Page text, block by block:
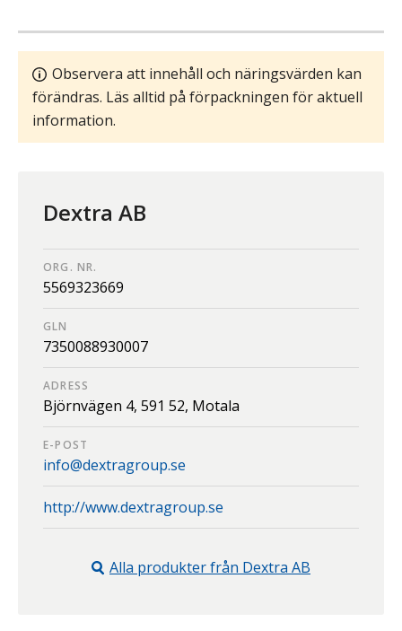
Observera att innehåll och näringsvärden kan
förändras. Läs alltid på förpackningen för aktuell
information.
Dextra AB
ORG. NR.
5569323669
GLN
7350088930007
ADRESS
Björnvägen 4, 591 52, Motala
E-POST
info@dextragroup.se
http://www.dextragroup.se
Alla produkter från Dextra AB